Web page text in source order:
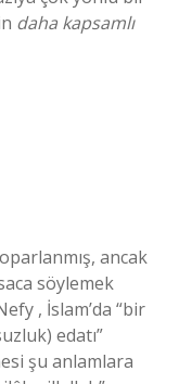
daha kapsamlı
ancak
söylemek
, İslam’da “bir
edatı”
şu anlamlara